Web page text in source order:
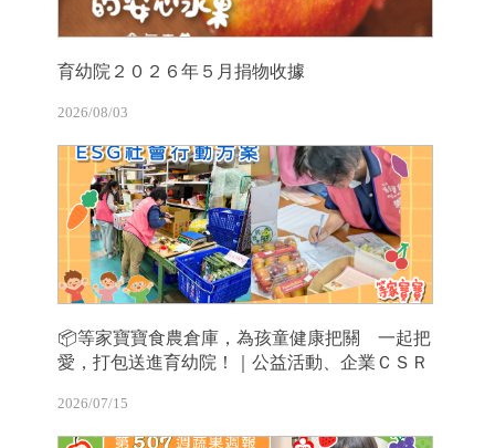
育幼院２０２６年５月捐物收據
2026/08/03
📦等家寶寶食農倉庫，為孩童健康把關 一起把
愛，打包送進育幼院！｜公益活動、企業ＣＳＲ
2026/07/15